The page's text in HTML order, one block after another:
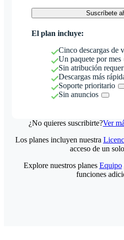
Suscríbete
El plan incluye:
Cinco descargas de
Un paquete por mes
Sin atribución
Descargas más
Soporte prioritario
Sin anuncios
¿No quieres suscribirte?Ver
Los planes incluyen nuestra
acceso de un
Explore nuestros planes Equipo
funciones